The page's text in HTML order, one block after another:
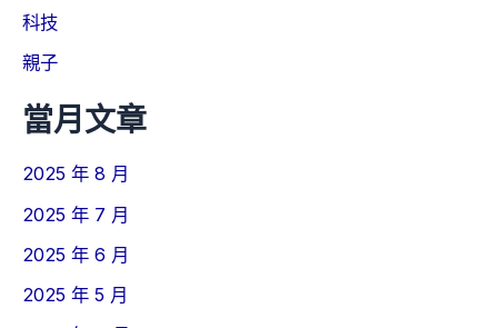
科技
親子
當月文章
2025 年 8 月
2025 年 7 月
2025 年 6 月
2025 年 5 月